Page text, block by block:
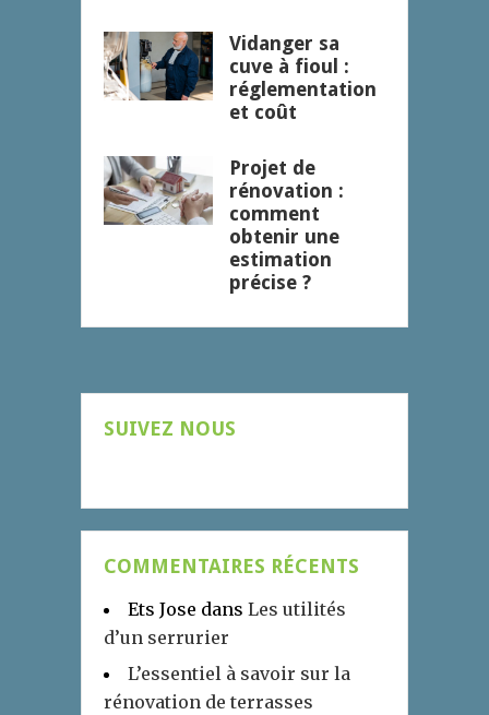
Vidanger sa
cuve à fioul :
réglementation
et coût
Projet de
rénovation :
comment
obtenir une
estimation
précise ?
SUIVEZ NOUS
COMMENTAIRES RÉCENTS
Ets Jose dans Les utilités
d’un serrurier
L’essentiel à savoir sur la
rénovation de terrasses